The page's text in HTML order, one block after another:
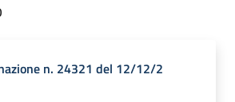
n. 24321 del 12/12/2